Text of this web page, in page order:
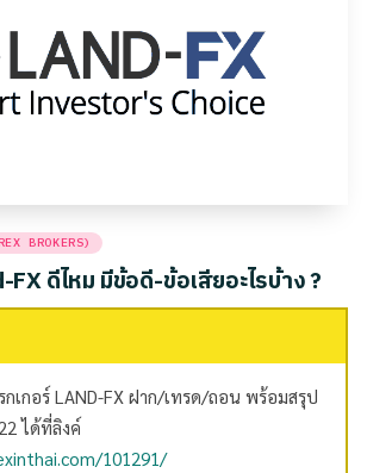
BROKERS)
FX ดีไหม มีข้อดี-ข้อเสียอะไรบ้าง ?
กเกอร์ LAND-FX ฝาก/เทรด/ถอน พร้อมสรุป
ได้ที่ลิงค์
101291/